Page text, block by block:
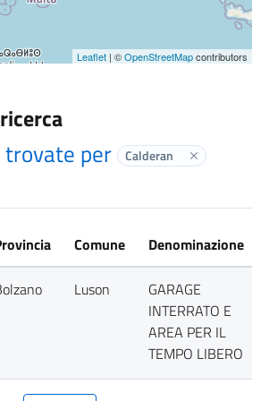
Leaflet | ©OpenStreetMapcontributors
per Calderan Elimina
Comune Denominazione
Luson
GARAGE
INTERRATO E
AREA PER IL
TEMPO LIBERO